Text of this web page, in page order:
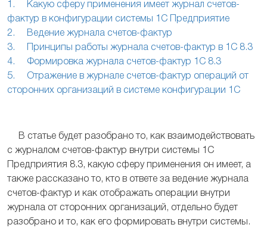
1. Какую сферу применения имеет журнал счетов-
фактур в конфигурации системы 1С Предприятие
2. Ведение журнала счетов-фактур
3. Принципы работы журнала счетов-фактур в 1С 8.3
4. Формировка журнала счетов-фактур 1С 8.3
5. Отражение в журнале счетов-фактур операций от
сторонних организаций в системе конфигурации 1С
В статье будет разобрано то, как взаимодействовать
с журналом счетов-фактур внутри системы 1С
Предприятия 8.3, какую сферу применения он имеет, а
также рассказано то, кто в ответе за ведение журнала
счетов-фактур и как отображать операции внутри
журнала от сторонних организаций, отдельно будет
разобрано и то, как его формировать внутри системы.